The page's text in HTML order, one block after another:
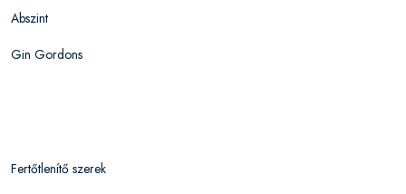
Abszint
Gin Gordons
Fertőtlenítő szerek